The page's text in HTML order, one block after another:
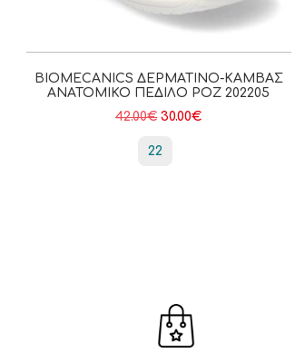
BIOMECANICS ΔΕΡΜΆΤΙΝΟ-ΚΑΜΒΆΣ
ΑΝΑΤΟΜΙΚΌ ΠΈΔΙΛΟ ΡΟΖ 202205
42.00€ 30.00€
22